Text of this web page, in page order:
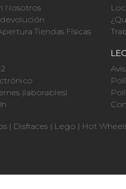
Nosotros
Tiendas Físicas
(laborables)
| Disfraces | Lego | Hot